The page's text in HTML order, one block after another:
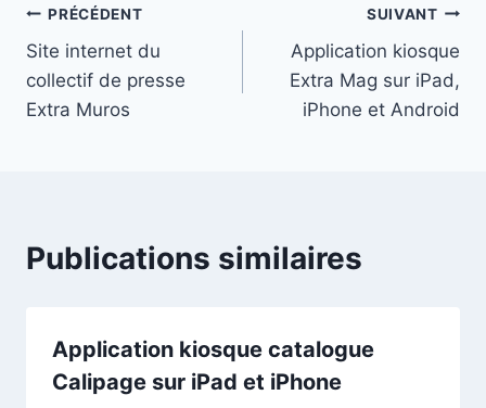
Navigation
de
l’article
PRÉCÉDENT
Site internet du
collectif de presse
Extra Muros
SUIVANT
Application kiosque
Extra Mag sur iPad,
iPhone et Android
Publications similaires
Application kiosque catalogue
Calipage sur iPad et iPhone